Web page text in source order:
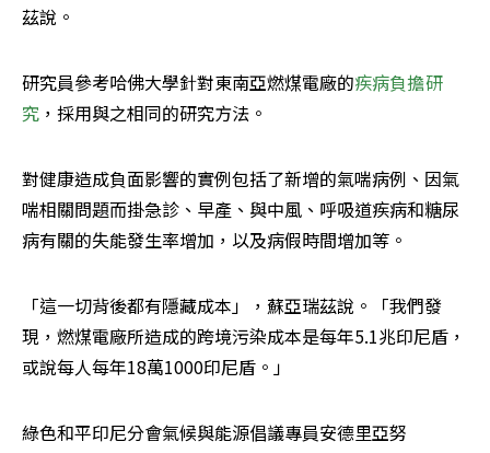
茲說。
研究員參考哈佛大學針對東南亞燃煤電廠的疾病負擔研
究 ，採用與之相同的研究方法。
對健康造成負面影響的實例包括了新增的氣喘病例、因氣
喘相關問題而掛急診、早產、與中風、呼吸道疾病和糖尿
病有關的失能發生率增加，以及病假時間增加等。
「這一切背後都有隱藏成本」，蘇亞瑞茲說。「我們發
現，燃煤電廠所造成的跨境污染成本是每年5.1兆印尼盾，
或說每人每年18萬1000印尼盾。」
綠色和平印尼分會氣候與能源倡議專員安德里亞努